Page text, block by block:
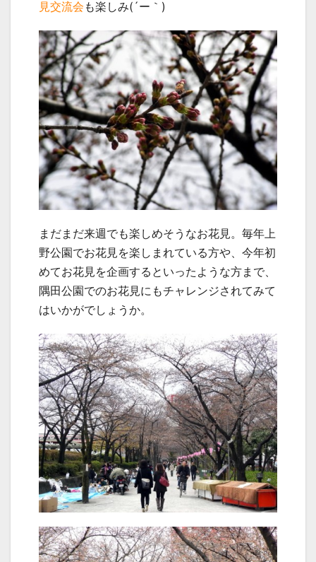
見交流会 も楽しみ(´ー｀)
まだまだ来週でも楽しめそうなお花見。毎年上
野公園でお花見を楽しまれている方や、今年初
めてお花見を企画するといったような方まで、
隅田公園でのお花見にもチャレンジされてみて
はいかがでしょうか。